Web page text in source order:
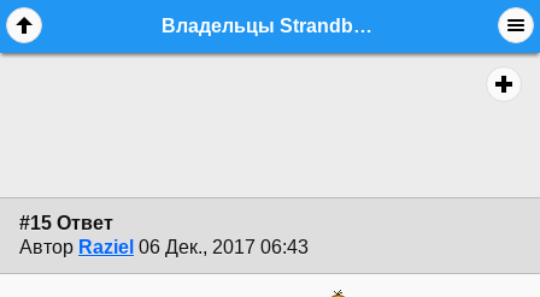
Владельцы Strandberg - стр. 2 - equipment.guitars - Форум гитаристов
#15 Ответ
Автор Raziel 06 Дек., 2017 06:43